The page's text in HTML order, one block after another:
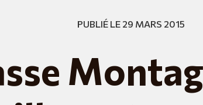
PUBLIÉ LE 29 MARS 2015